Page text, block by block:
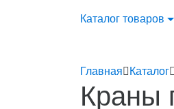
Каталог товаров
Главная Каталог
Краны